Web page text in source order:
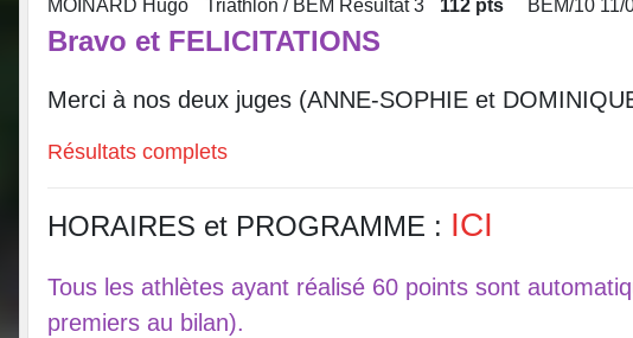
MOINARD Hugo
Triathlon / BEM Résultat 3 112 pts BEM/10 11/
Bravo et FELICITATIONS
Merci à nos deux juges (ANNE-SOPHIE et
Résultats complets
HORAIRES et PROGRAMME : ICI
Tous les athlètes ayant réalisé 60 points sont
premiers au bilan).